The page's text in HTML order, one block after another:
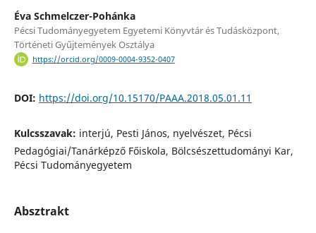
Éva Schmelczer-Pohánka
Pécsi Tudományegyetem Egyetemi Könyvtár és Tudásközpont,
Történeti Gyűjtemények Osztálya
https://orcid.org/0009-0004-9352-0407
DOI: https://doi.org/10.15170/PAAA.2018.05.01.11
Kulcsszavak: interjú, Pesti János, nyelvészet, Pécsi
Pedagógiai/Tanárképző Főiskola, Bölcsészettudományi Kar,
Pécsi Tudományegyetem
Absztrakt